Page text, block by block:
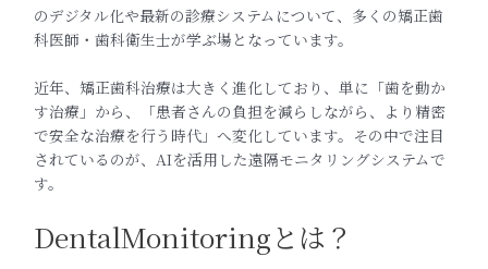
のデジタル化や最新の診療システムについて、多くの矯正歯
科医師・歯科衛生士が学ぶ場となっています。
近年、矯正歯科治療は大きく進化しており、単に「歯を動か
す治療」から、「患者さんの負担を減らしながら、より精密
で安全な治療を行う時代」へ変化しています。その中で注目
されているのが、AIを活用した遠隔モニタリングシステムで
す。
DentalMonitoringとは？